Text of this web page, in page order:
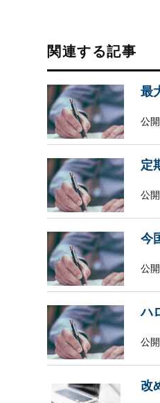
関連する記事
最
公
定
公
今
公
ハ
公
改